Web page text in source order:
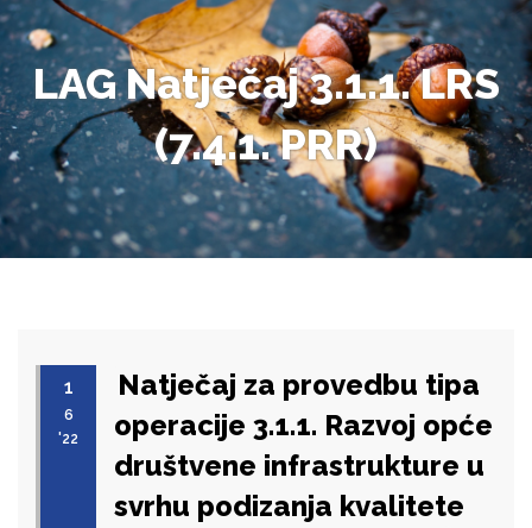
LAG Natječaj 3.1.1. LRS
(7.4.1. PRR)
1
6
'22
Natječaj za provedbu tipa
operacije 3.1.1. Razvoj opće
društvene infrastrukture u
svrhu podizanja kvalitete